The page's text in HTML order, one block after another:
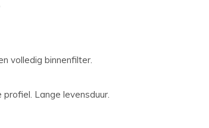
volledig binnenfilter.
Lange levensduur.